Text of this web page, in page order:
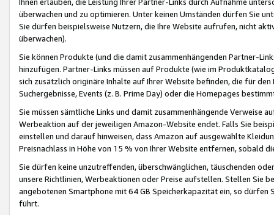
überwachen und zu optimieren. Unter keinen Umständen dürfen Sie
Sie dürfen beispielsweise Nutzern, die Ihre Website aufrufen, nicht
überwachen).
Sie können Produkte (und die damit zusammenhängenden Partner-
hinzufügen. Partner-Links müssen auf Produkte (wie im
sich zusätzlich originäre Inhalte auf Ihrer Website befinden, die für
Suchergebnisse, Events (z. B. Prime Day) oder die Homepages
Sie müssen sämtliche Links und damit zusammenhängende
Werbeaktion auf der jeweiligen Amazon-Website endet. Falls Sie
einstellen und darauf hinweisen, dass Amazon auf ausgewählte
Preisnachlass in Höhe von 15 % von Ihrer Website entfernen, sobald
Sie dürfen keine unzutreffenden, überschwänglichen, täuschenden
unsere Richtlinien, Werbeaktionen oder Preise aufstellen. Stellen Sie
angebotenen Smartphone mit 64 GB Speicherkapazität ein, so dürfen
führt.